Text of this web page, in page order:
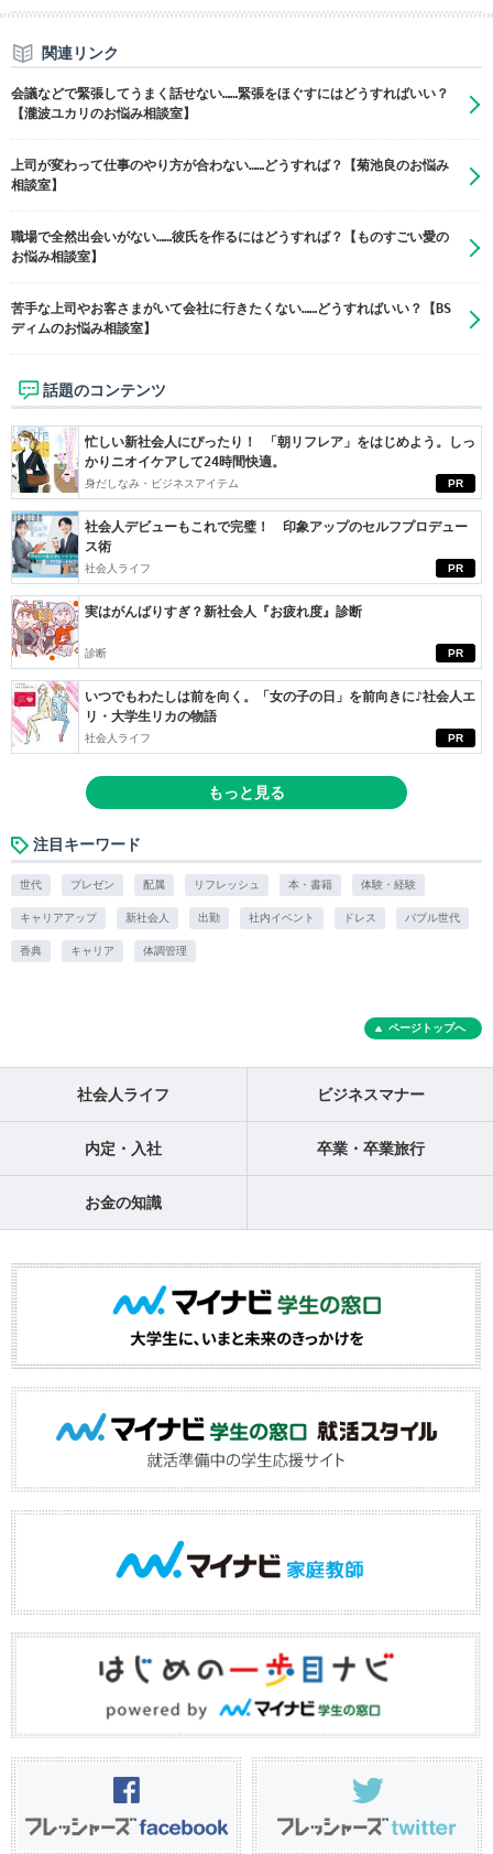
関連リンク
会議などで緊張してうまく話せない……緊張をほぐすにはどうすればいい？
【瀧波ユカリのお悩み相談室】
上司が変わって仕事のやり方が合わない……どうすれば？【菊池良のお悩み
相談室】
職場で全然出会いがない……彼氏を作るにはどうすれば？【ものすごい愛の
お悩み相談室】
苦手な上司やお客さまがいて会社に行きたくない……どうすればいい？【BS
ディムのお悩み相談室】
話題のコンテンツ
PR
忙しい新社会人にぴったり！ 「朝リフレア」をはじめよう。しっ
かりニオイケアして24時間快適。
身だしなみ・ビジネスアイテム
PR
社会人デビューもこれで完璧！ 印象アップのセルフプロデュー
ス術
社会人ライフ
PR
実はがんばりすぎ？新社会人『お疲れ度』診断
診断
PR
いつでもわたしは前を向く。「女の子の日」を前向きに♪社会人エ
リ・大学生リカの物語
社会人ライフ
もっと見る
注目キーワード
世代 プレゼン 配属 リフレッシュ 本・書籍 体験・経験
キャリアアップ 新社会人 出勤 社内イベント ドレス バブル世代
香典 キャリア 体調管理
ページトップへ
社会人ライフ ビジネスマナー
内定・入社 卒業・卒業旅行
お金の知識